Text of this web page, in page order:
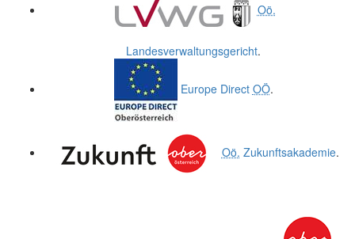
Oö.
Landesverwaltungsgericht.
Europe Direct OÖ.
Oö. Zukunftsakademie.